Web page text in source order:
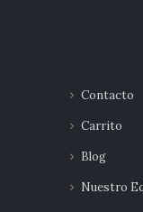
Contacto
Carrito
Blog
Nuestro